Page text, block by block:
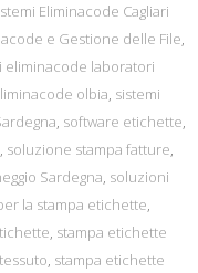
Eliminacode Cagliari
e Gestione delle File,
eliminacode laboratori
olbia, sistemi
, software etichette,
, soluzione stampa fatture,
Sardegna, soluzioni
la stampa etichette,
, stampa etichette
, stampa etichette